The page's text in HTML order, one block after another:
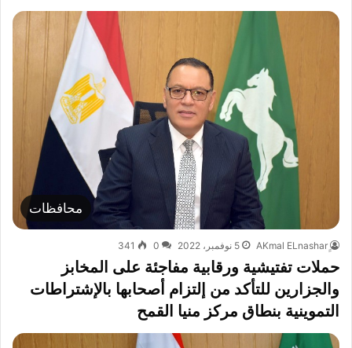
محافظات
5 نوفمبر، 2022 0
341
حملات تفتيشية ورقابية مفاجئة على المخابز
والجزارين للتأكد من إلتزام أصحابها بالإشتراطات
التموينية بنطاق مركز منيا القمح